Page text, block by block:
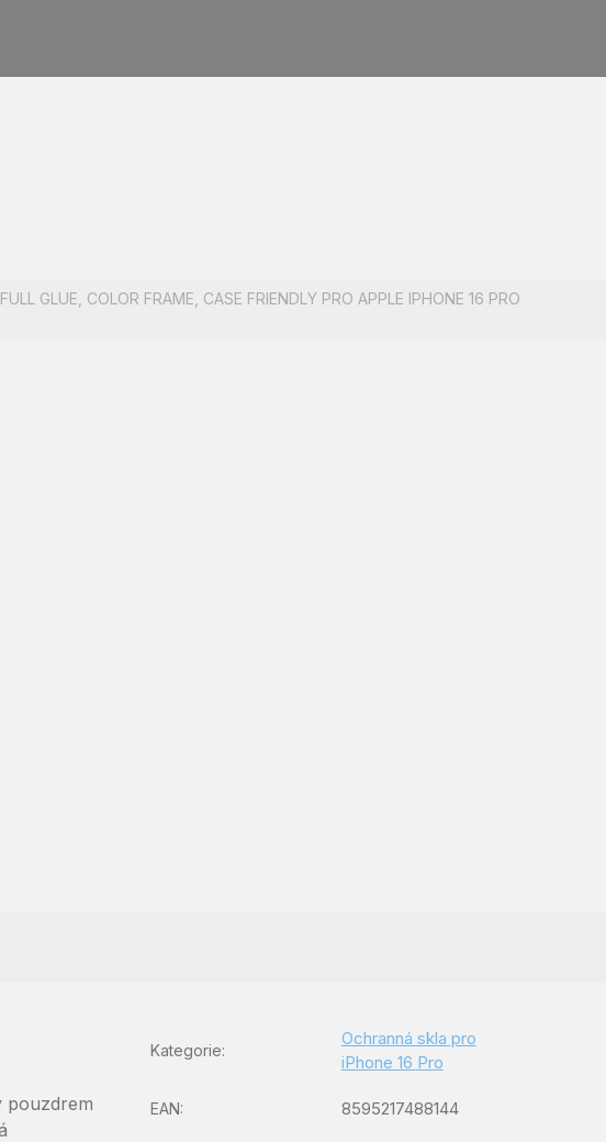
GLUE, COLOR FRAME, CASE FRIENDLY PRO APPLE IPHONE 16 PRO
pouzdrem
Kategorie:
Ochranná skla pro
iPhone 16 Pro
EAN: 8595217488144